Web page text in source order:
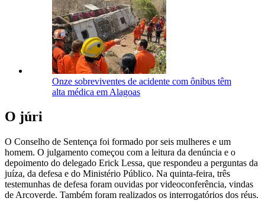
Onze sobreviventes de acidente com ônibus têm
alta médica em Alagoas
O júri
O Conselho de Sentença foi formado por seis mulheres e um
homem. O julgamento começou com a leitura da denúncia e o
depoimento do delegado Erick Lessa, que respondeu a perguntas da
juíza, da defesa e do Ministério Público. Na quinta-feira, três
testemunhas de defesa foram ouvidas por videoconferência, vindas
de Arcoverde. Também foram realizados os interrogatórios dos réus.